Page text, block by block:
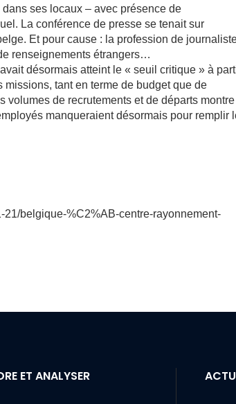
ses locaux – avec présence de
La conférence de presse se tenait sur
Et pour cause : la profession de
renseignements étrangers…
désormais atteint le « seuil critique » à
tant en terme de budget que de
volumes de recrutements et de départs montre
manqueraient désormais pour remplir
belgique-%C2%AB-centre-rayonnement-
ET ANALYSER